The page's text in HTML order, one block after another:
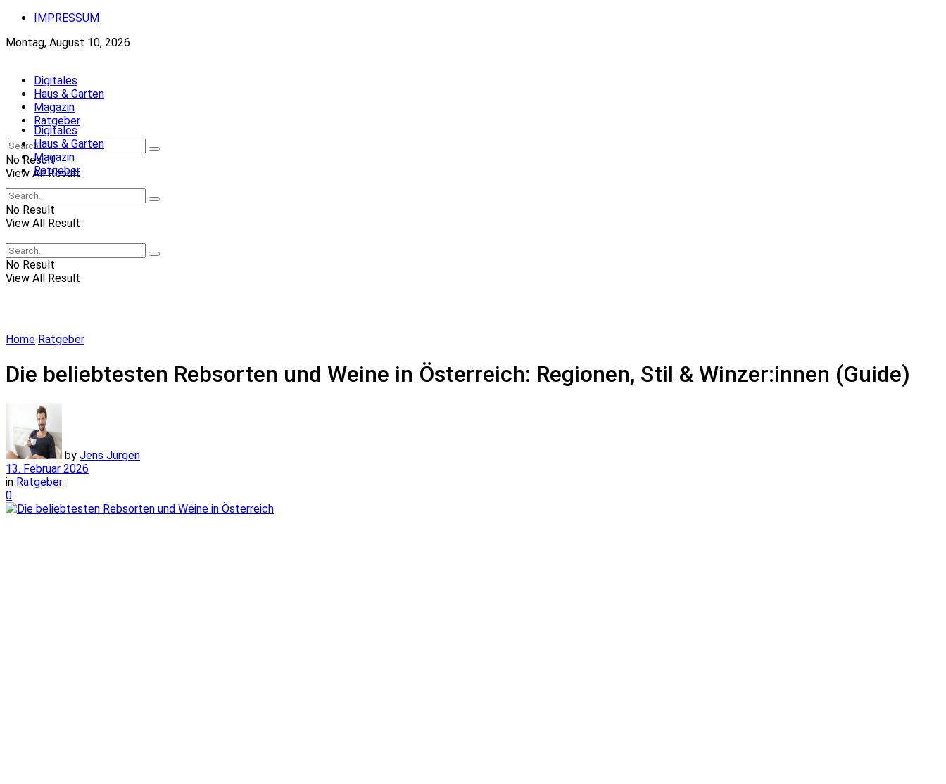
IMPRESSUM
Montag, August 10, 2026
Digitales
Haus & Garten
Magazin
Ratgeber
No Result
View All Result
Digitales
Haus & Garten
Magazin
Ratgeber
No Result
View All Result
No Result
View All Result
Home Ratgeber
Die beliebtesten Rebsorten und Weine in Österreich: Regionen, Stil & Winzer:innen (Guide)
by Jens Jürgen
13. Februar 2026
in Ratgeber
0